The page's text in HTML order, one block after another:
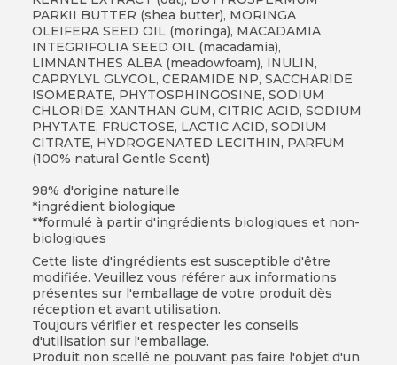
PARKII BUTTER (shea butter), MORINGA
OLEIFERA SEED OIL (moringa), MACADAMIA
INTEGRIFOLIA SEED OIL (macadamia),
LIMNANTHES ALBA (meadowfoam), INULIN,
CAPRYLYL GLYCOL, CERAMIDE NP, SACCHARIDE
ISOMERATE, PHYTOSPHINGOSINE, SODIUM
CHLORIDE, XANTHAN GUM, CITRIC ACID, SODIUM
PHYTATE, FRUCTOSE, LACTIC ACID, SODIUM
CITRATE, HYDROGENATED LECITHIN, PARFUM
(100% natural Gentle Scent)
98% d'origine naturelle
*ingrédient biologique
**formulé à partir d'ingrédients biologiques et non-
biologiques
Cette liste d'ingrédients est susceptible d'être
modifiée. Veuillez vous référer aux informations
présentes sur l'emballage de votre produit dès
réception et avant utilisation.
Toujours vérifier et respecter les conseils
d'utilisation sur l'emballage.
Produit non scellé ne pouvant pas faire l'objet d'un